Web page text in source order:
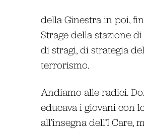
della Ginestra in poi,
Strage della stazione
di stragi, di strategia
terrorismo.
Andiamo alle radici.
educava i giovani con
all’insegna dell’I Care,